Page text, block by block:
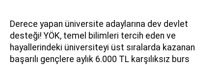
Derece yapan üniversite adaylarına dev devlet
desteği! YÖK, temel bilimleri tercih eden ve
hayallerindeki üniversiteyi üst sıralarda kazanan
başarılı gençlere aylık 6.000 TL karşılıksız burs